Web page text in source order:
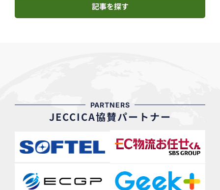
記事を探す
PARTNERS
JECCICA協賛パートナー